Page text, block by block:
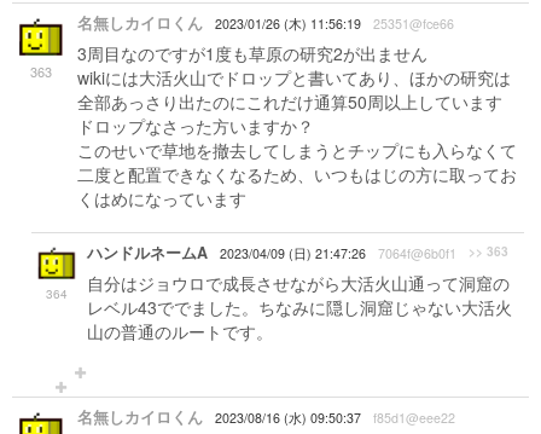
363
名無しカイロくん 2023/01/26 (木) 11:56:19 25351@fce66
3周目なのですが1度も草原の研究2が出ません
wikiには大活火山でドロップと書いてあり、ほかの研究は
全部あっさり出たのにこれだけ通算50周以上しています
ドロップなさった方いますか？
このせいで草地を撤去してしまうとチップにも入らなくて
二度と配置できなくなるため、いつもはじの方に取ってお
くはめになっています
364
ハンドルネームA 2023/04/09 (日) 21:47:26 7064f@6b0f1 >> 363
自分はジョウロで成長させながら大活火山通って洞窟の
レベル43ででました。ちなみに隠し洞窟じゃない大活火
山の普通のルートです。
名無しカイロくん 2023/08/16 (水) 09:50:37 f85d1@eee22